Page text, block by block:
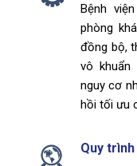
Bệnh
phòng
đồng bộ,
vô
nguy cơ
hồi tối ưu
Quy